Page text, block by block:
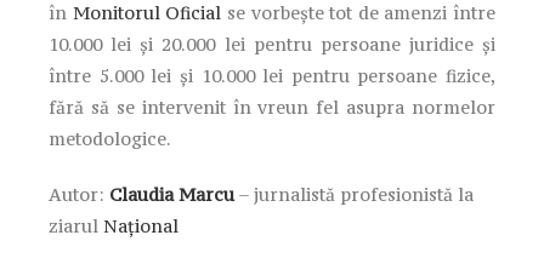
în Monitorul Oficial se vorbește tot de amenzi între
10.000 lei și 20.000 lei pentru persoane juridice și
între 5.000 lei și 10.000 lei pentru persoane fizice,
fără să se intervenit în vreun fel asupra normelor
metodologice.
Autor: Claudia Marcu– jurnalistă profesionistă la
ziarul Național